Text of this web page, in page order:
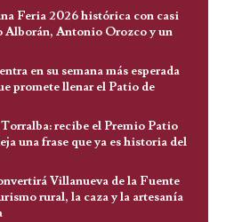
Feria 2026 histórica con casi
Alborán, Antonio Orozco y un
en su semana más esperada
promete llenar el Patio de
recibe el Premio Patio
una frase que ya es historia del
Villanueva de la Fuente
rural, la caza y la artesanía